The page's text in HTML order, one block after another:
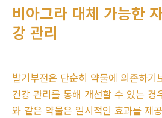
비아그라 대체 가능한
강 관리
발기부전은 단순히 약물에 의존하기
건강 관리를 통해 개선할 수 있는 경
와 같은 약물은 일시적인 효과를 제